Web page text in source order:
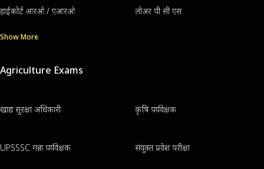
हाईकोर्ट आरओ / एआरओ लोअर पी सी एस
Show More
Agriculture Exams
खाद्य सुरक्षा अधिकारी कृषि पर्यवेक्षक
UPSSSC गन्ना पर्यवेक्षक संयुक्त प्रवेश परीक्षा